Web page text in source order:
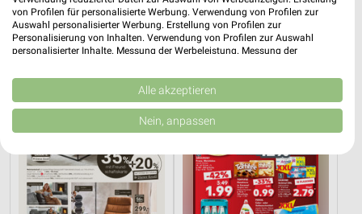
Noch heute gültig Gültig bis Fr. 14.08.
XXXLutz Kaufland
von Profilen für personalisierte Werbung. Verwendung von Profilen zur
Auswahl personalisierter Werbung. Erstellung von Profilen zur
Personalisierung von Inhalten. Verwendung von Profilen zur Auswahl
personalisierter Inhalte. Messung der Werbeleistung. Messung der
Kombinationen von Daten aus verschiedenen Quellen. Entwicklung und
Verbesserung der Angebote. Verwendung reduzierter Daten zur Auswahl
von Inhalten.
Daten können außerhalb der Europäischen Union weitergegeben und in die
USA gesendet werden.
Website/App.
Partnerliste anzeigen (1 IAB-Anbieter)
Wir nutzen Ihre Daten für folgende Zwecke:
Alle akzeptieren
Nein, anpassen